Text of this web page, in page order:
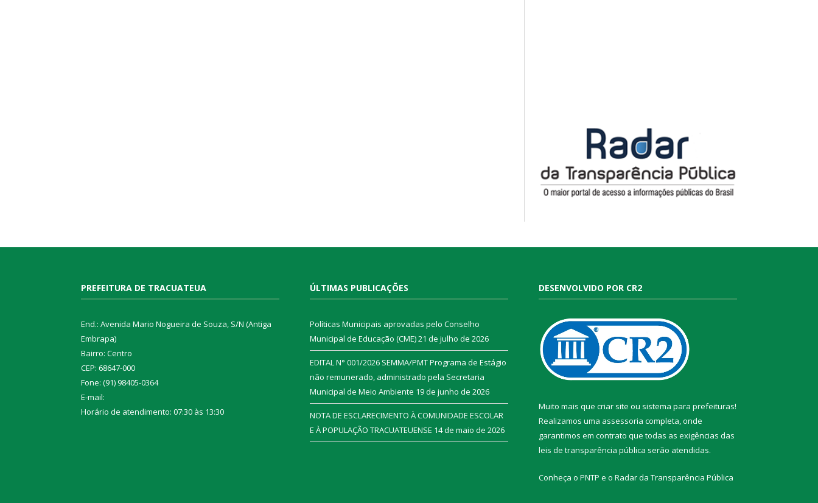
PREFEITURA DE TRACUATEUA
End.: Avenida Mario Nogueira de Souza, S/N (Antiga
Embrapa)
Bairro: Centro
CEP: 68647-000
Fone: (91) 98405-0364
E-mail:
Horário de atendimento: 07:30 às 13:30
ÚLTIMAS PUBLICAÇÕES
Políticas Municipais aprovadas pelo Conselho
Municipal de Educação (CME)21 de julho de 2026
EDITAL N° 001/2026 SEMMA/PMT Programa de Estágio
não remunerado, administrado pela Secretaria
Municipal de Meio Ambiente 19 de junho de 2026
NOTA DE ESCLARECIMENTO À COMUNIDADE ESCOLAR
E À POPULAÇÃO TRACUATEUENSE 14 de maio de 2026
DESENVOLVIDO POR CR2
Muito mais que criar site ou sistema para prefeituras!
Realizamos uma assessoria completa, onde
garantimos em contrato que todas as exigências das
leis de transparência pública serão atendidas.
Conheça o PNTP e o Radar da Transparência Pública